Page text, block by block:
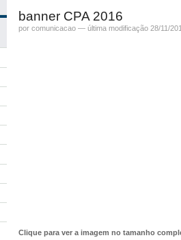
banner CPA 2016
por comunicacao —última modificação 28/11/
Clique para ver a imagem no tamanho